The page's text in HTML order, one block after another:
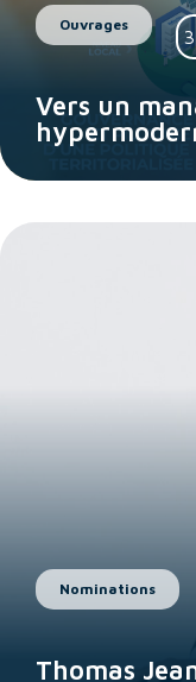
Ouvrages
Vers un
Nominations
Thomas